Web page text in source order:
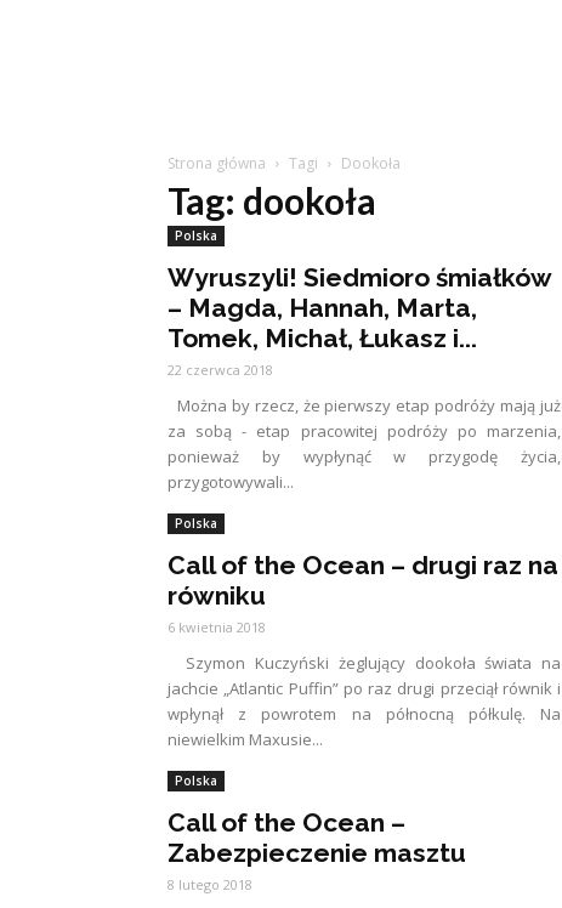
Strona główna Tagi Dookoła
Tag: dookoła
Polska
Wyruszyli! Siedmioro śmiałków
– Magda, Hannah, Marta,
Tomek, Michał, Łukasz i...
22 czerwca 2018
Można by rzecz, że pierwszy etap podróży mają już
za sobą - etap pracowitej podróży po marzenia,
ponieważ by wypłynąć w przygodę życia,
przygotowywali...
Polska
Call of the Ocean – drugi raz na
równiku
6 kwietnia 2018
Szymon Kuczyński żeglujący dookoła świata na
jachcie „Atlantic Puffin” po raz drugi przeciął równik i
wpłynął z powrotem na północną półkulę. Na
niewielkim Maxusie...
Polska
Call of the Ocean –
Zabezpieczenie masztu
8 lutego 2018